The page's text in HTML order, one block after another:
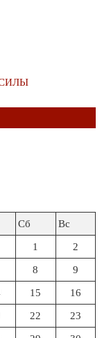
Сб Вс
1 2
8 9
15 16
22 23